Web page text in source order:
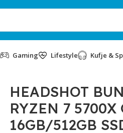
Gaming Lifestyle Kufje &
HEADSHOT
RYZEN 7 5700X
16GB/512GB